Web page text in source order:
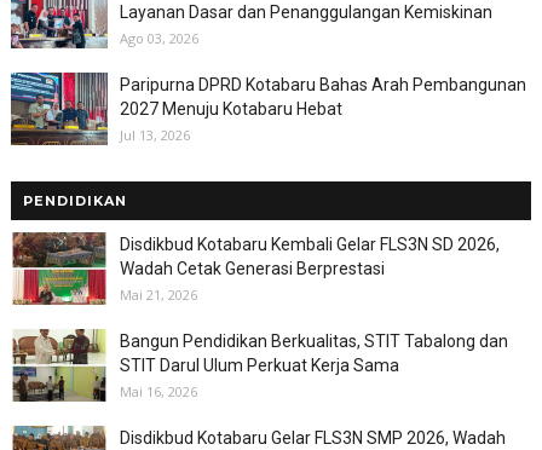
Layanan Dasar dan Penanggulangan Kemiskinan
Ago 03, 2026
Paripurna DPRD Kotabaru Bahas Arah Pembangunan
2027 Menuju Kotabaru Hebat
Jul 13, 2026
PENDIDIKAN
Disdikbud Kotabaru Kembali Gelar FLS3N SD 2026,
Wadah Cetak Generasi Berprestasi
Mai 21, 2026
Bangun Pendidikan Berkualitas, STIT Tabalong dan
STIT Darul Ulum Perkuat Kerja Sama
Mai 16, 2026
Disdikbud Kotabaru Gelar FLS3N SMP 2026, Wadah